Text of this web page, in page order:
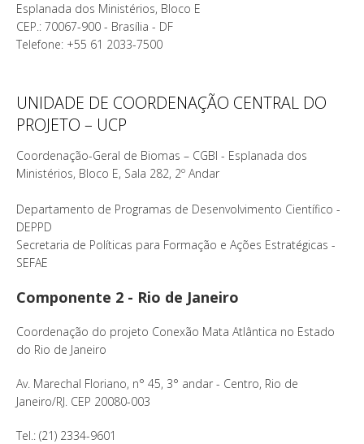
Esplanada dos Ministérios, Bloco E
CEP.: 70067-900 - Brasília - DF
Telefone: +55 61 2033-7500
UNIDADE DE COORDENAÇÃO CENTRAL DO
PROJETO – UCP
Coordenação-Geral de Biomas – CGBI - Esplanada dos
Ministérios, Bloco E, Sala 282, 2º Andar
Departamento de Programas de Desenvolvimento Científico -
DEPPD
Secretaria de Políticas para Formação e Ações Estratégicas -
SEFAE
Componente 2 - Rio de Janeiro
Coordenação do projeto Conexão Mata Atlântica no Estado
do Rio de Janeiro
Av. Marechal Floriano, n° 45, 3° andar - Centro, Rio de
Janeiro/RJ. CEP 20080-003
Tel.: (21) 2334-9601